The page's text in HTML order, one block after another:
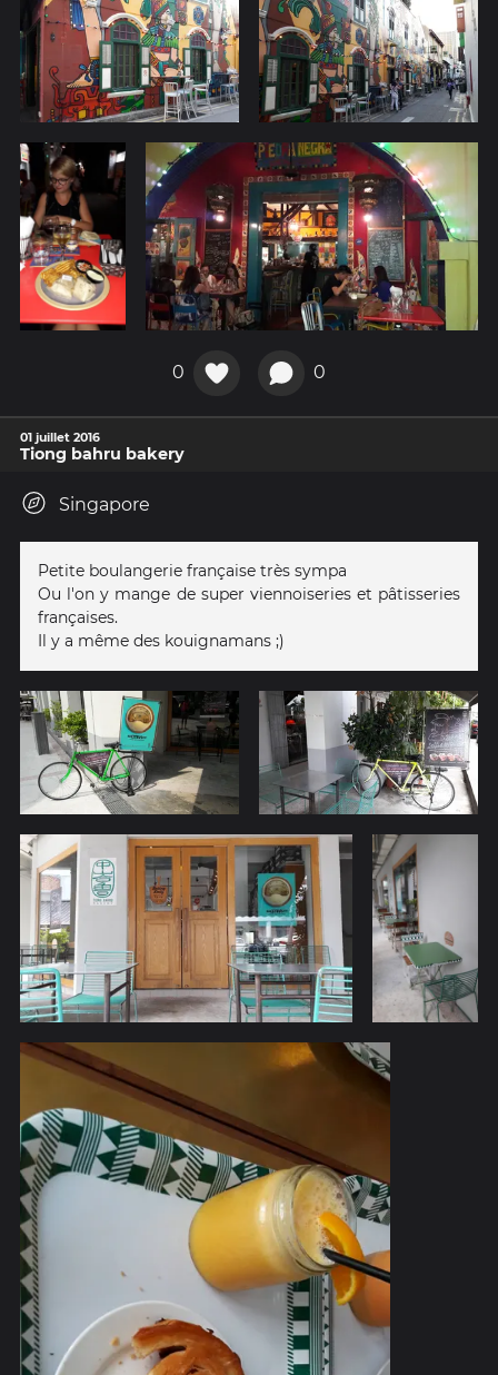
0 0
01 juillet 2016
Tiong bahru bakery
Singapore
Petite boulangerie française très sympa
Ou l'on y mange de super viennoiseries et pâtisseries
françaises.
Il y a même des kouignamans ;)